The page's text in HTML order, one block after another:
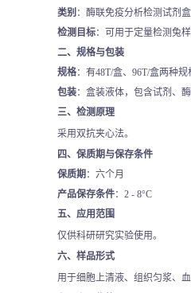
类别 ：酶联免疫分析检测试剂盒
检测目标：可用于定量检测兔
二、规格与包装
规格：有48T/盒、96T/盒两种
包装：盒装液体，包含试剂、
三、检测原理
采用双抗夹心法。
四、保质期与保存条件
保质期 ：六个月
产品保存条件：2 - 8°C
五、应用范围
仅供科研研究实验使用。
六、样品形式
用于细胞上清液、组织匀浆、